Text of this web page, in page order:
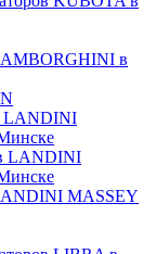
в
LANDINI
LANDINI
MASSEY